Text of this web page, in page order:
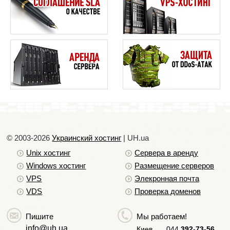
© 2003-2026Украинский хостинг | UH.ua
Unix хостинг
Windows хостинг
VPS
VDS
Сервера в аренду
Размещение серверов
Элекронная почта
Проверка доменов
Пишите
info@uh.ua
Мы работаем!